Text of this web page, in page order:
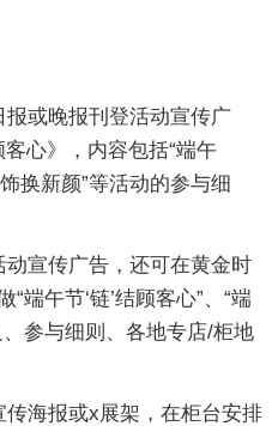
报或晚报刊登活动宣传广
客心》，内容包括“端午
换新颜”等活动的参与细
动宣传广告，还可在黄金时
端午节‘链’结顾客心”、“端
参与细则、各地专店/柜地
传海报或x展架，在柜台安排